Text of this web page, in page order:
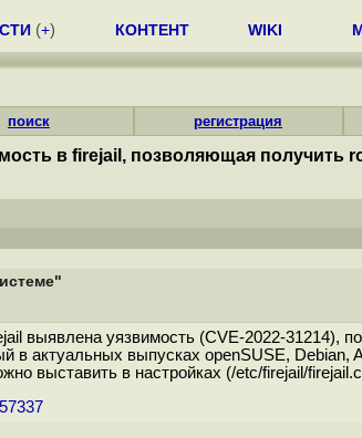
(+) КОНТЕНТ WIKI
поиск регистрация
в firejail, позволяющая получить
выявлена уязвимость (CVE-2022-31214),
в актуальных выпусках openSUSE,
выставить в настройках (/etc/firejail/